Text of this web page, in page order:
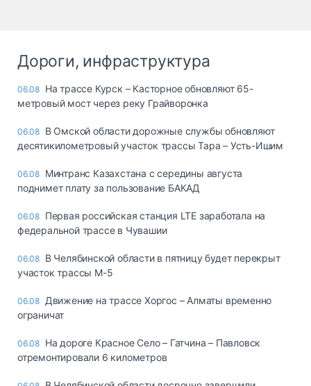
Дороги, инфраструктура
06.08 На трассе Курск – Касторное обновляют 65-
метровый мост через реку Грайворонка
06.08 В Омской области дорожные службы обновляют
десятикилометровый участок трассы Тара – Усть-Ишим
06.08 Минтранс Казахстана с середины августа
поднимет плату за пользование БАКАД
06.08 Первая российская станция LTE заработала на
федеральной трассе в Чувашии
06.08 В Челябинской области в пятницу будет перекрыт
участок трассы М-5
06.08 Движение на трассе Хоргос – Алматы временно
ограничат
06.08 На дороге Красное Село – Гатчина – Павловск
отремонтировали 6 километров